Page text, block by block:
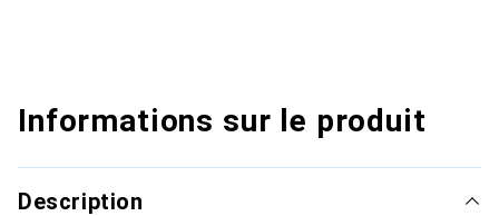
Informations sur le produit
Description